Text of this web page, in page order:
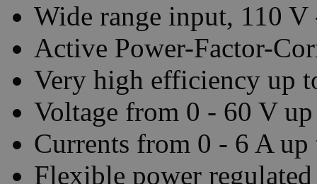
Wide range input, 110
Active Power-Factor-
Very high efficiency up
Voltage from 0 - 60 V
Currents from 0 - 6 A
Flexible power